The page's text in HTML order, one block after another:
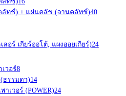
ทช์) + แผ่นคลัช (จานคลัทช์)40
ลอร์ เกียร์ออโต้, แผงออยเกียร์)24
วอร์8
ธรรมดา)14
าเวอร์ (POWER)24